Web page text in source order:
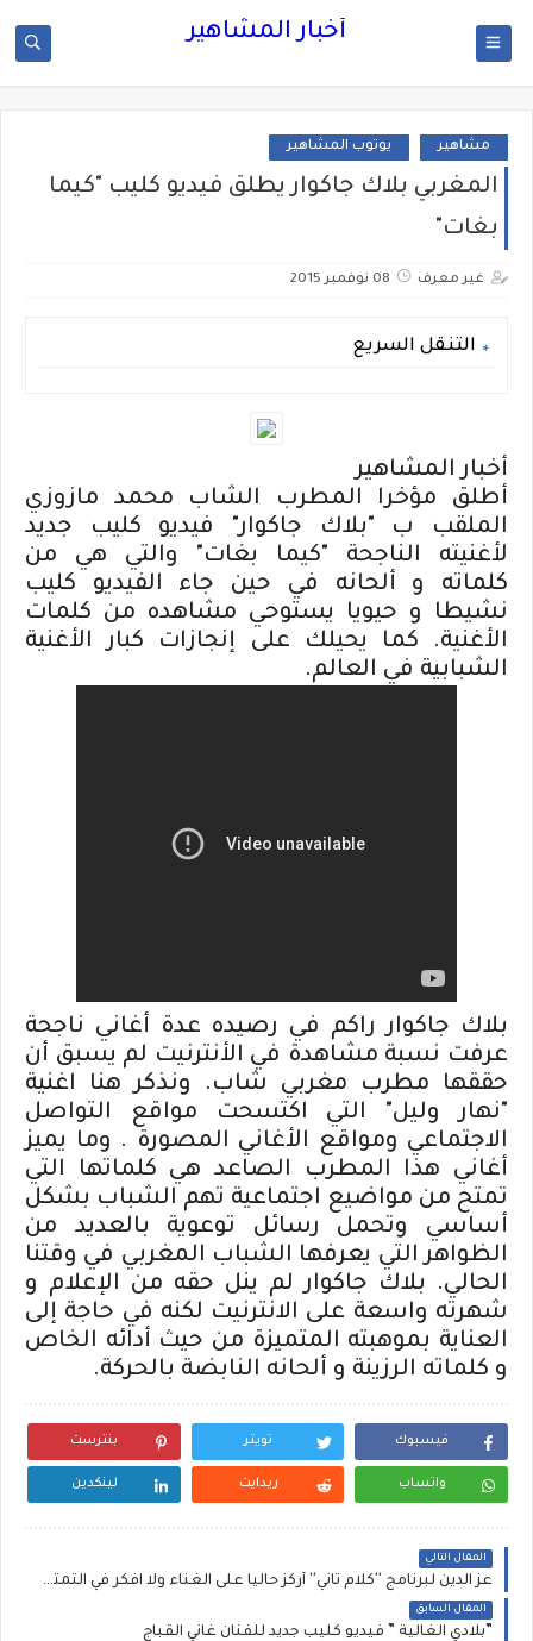
أخبار المشاهير
مشاهير يوتوب المشاهير
المغربي بلاك جاكوار يطلق فيديو كليب "كيما
بغات"
غير معرف 08 نوفمبر 2015
التنقل السريع
أخبار المشاهير
أطلق مؤخرا المطرب الشاب محمد مازوزي
الملقب ب "بلاك جاكوار" فيديو كليب جديد
لأغنيته الناجحة "كيما بغات" والتي هي من
كلماته و ألحانه في حين جاء الفيديو كليب
نشيطا و حيويا يستوحي مشاهده من كلمات
الأغنية. كما يحيلك على إنجازات كبار الأغنية
الشبابية في العالم.
بلاك جاكوار راكم في رصيده عدة أغاني ناجحة
عرفت نسبة مشاهدة في الأنترنيت لم يسبق أن
حققها مطرب مغربي شاب. ونذكر هنا اغنية
"نهار وليل" التي اكتسحت مواقع التواصل
الاجتماعي ومواقع الأغاني المصورة . وما يميز
أغاني هذا المطرب الصاعد هي كلماتها التي
تمتح من مواضيع اجتماعية تهم الشباب بشكل
أساسي وتحمل رسائل توعوية بالعديد من
الظواهر التي يعرفها الشباب المغربي في وقتنا
الحالي. بلاك جاكوار لم ينل حقه من الإعلام و
شهرته واسعة على الانترنيت لكنه في حاجة إلى
العناية بموهبته المتميزة من حيث أدائه الخاص
و كلماته الرزينة و ألحانه النابضة بالحركة.
فيسبوك تويتر بنترست
واتساب ريدايت لينكدين
المقال التالي
عز الدين لبرنامج ''كلام ثاني'' أركز حاليا على الغناء ولا افكر في التمثيل
المقال السابق
”بلادي الغالية ” فيديو كليب جديد للفنان غاني القباج